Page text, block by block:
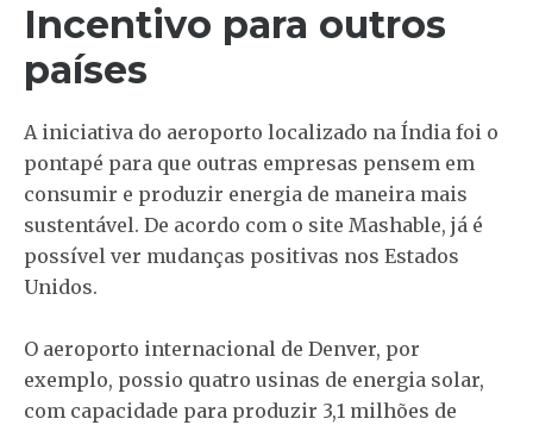
Incentivo para outros
países
A iniciativa do aeroporto localizado na Índia foi o
pontapé para que outras empresas pensem em
consumir e produzir energia de maneira mais
sustentável. De acordo com o site Mashable, já é
possível ver mudanças positivas nos Estados
Unidos.
O aeroporto internacional de Denver, por
exemplo, possio quatro usinas de energia solar,
com capacidade para produzir 3,1 milhões de